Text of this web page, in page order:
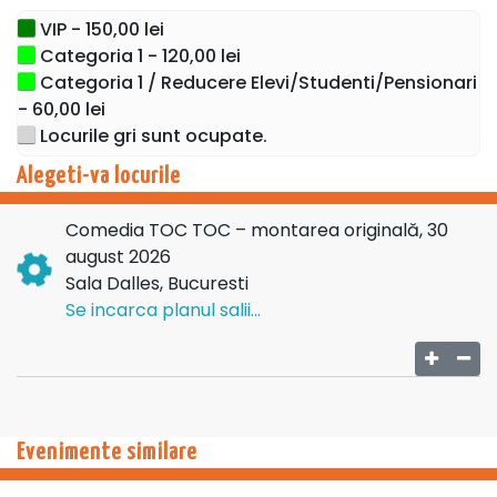
World în 2015.
Traducerea este semnată de Irina Margareta Nistor.
Distribuția: Mihai Gruia Sandu, Andrei Duban, Andrei
Mateiu, Monica Ciuta, Andreea Samson, Doina Antohi si
Daniel Burcea.
VIP - 150,00 lei
Categoria 1 - 120,00 lei
Categoria 1 / Reducere Elevi/Studenti/Pensionari
- 60,00 lei
Locurile gri sunt ocupate.
Alegeti-va locurile
Comedia TOC TOC – montarea originală, 30
august 2026
Sala Dalles, Bucuresti
Se incarca planul salii...
Evenimente similare